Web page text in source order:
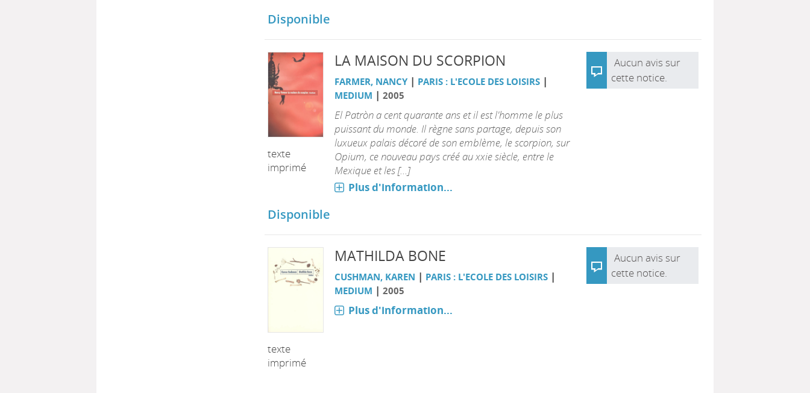
Disponible
texte
imprimé
LA MAISON DU SCORPION
FARMER, NANCY | PARIS : L'ECOLE DES LOISIRS|
MEDIUM | 2005
El Patròn a cent quarante ans et il est l'homme le plus
puissant du monde. Il règne sans partage, depuis son
luxueux palais décoré de son emblème, le scorpion, sur
Opium, ce nouveau pays créé au xxie siècle, entre le
Mexique et les [...]
Plus d'information...
Aucun avis sur
cette notice.
Disponible
texte
imprimé
MATHILDA BONE
CUSHMAN, KAREN | PARIS : L'ECOLE DES LOISIRS|
MEDIUM | 2005
Plus d'information...
Aucun avis sur
cette notice.